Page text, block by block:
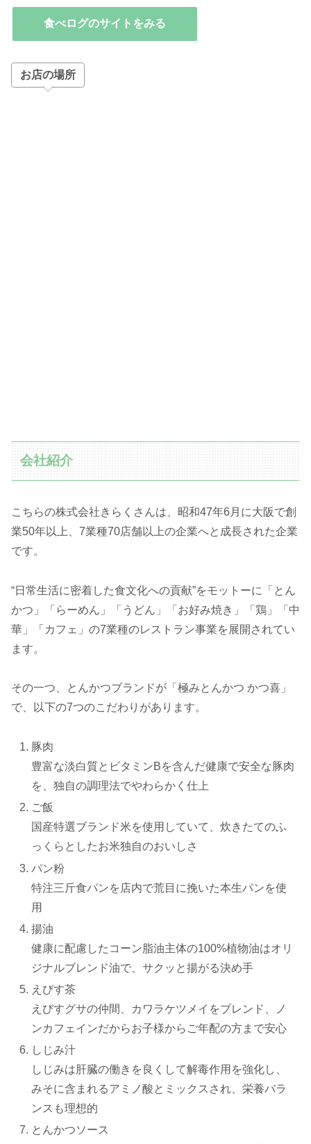
食べログのサイトをみる
お店の場所
会社紹介
こちらの株式会社きらくさんは、昭和47年6月に大阪で創
業50年以上、7業種70店舗以上の企業へと成長された企業
です。
“日常生活に密着した食文化への貢献”をモットーに「とん
かつ」「らーめん」「うどん」「お好み焼き」「鶏」「中
華」「カフェ」の7業種のレストラン事業を展開されてい
ます。
その一つ、とんかつブランドが「極みとんかつ かつ喜」
で、以下の7つのこだわりがあります。
豚肉
豊富な淡白質とビタミンBを含んだ健康で安全な豚肉
を、独自の調理法でやわらかく仕上
ご飯
国産特選ブランド米を使用していて、炊きたてのふ
っくらとしたお米独自のおいしさ
パン粉
特注三斤食パンを店内で荒目に挽いた本生パンを使
用
揚油
健康に配慮したコーン脂油主体の100%植物油はオリ
ジナルブレンド油で、サクッと揚がる決め手
えびす茶
えびすグサの仲間、カワラケツメイをブレンド、ノ
ンカフェインだからお子様からご年配の方まで安心
しじみ汁
しじみは肝臓の働きを良くして解毒作用を強化し、
みそに含まれるアミノ酸とミックスされ、栄養バラ
ンスも理想的
とんかつソース